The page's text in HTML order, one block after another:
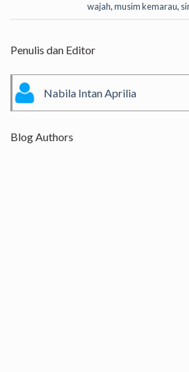
wajah,musim kemarau,
Penulis dan Editor
Nabila Intan Aprilia
Blog Authors